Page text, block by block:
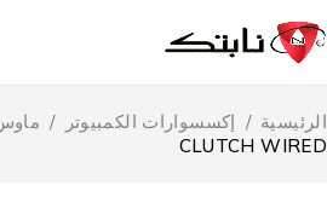
/ إكسسوارات الكمبيوتر ماوس
CLUTCH